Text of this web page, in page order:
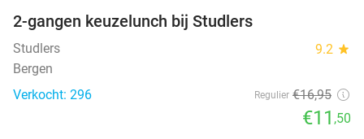
2-gangen keuzelunch bij Studlers
Studlers 9.2 star
Bergen
Verkocht: 296
Regulier €16,95
€11 ,50